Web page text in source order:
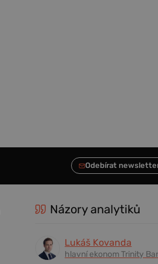
Názory analytiků
Lukáš Kovanda
hlavní ekonom Trinity